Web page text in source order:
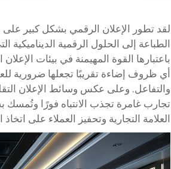
لقد تطور الإعلان الرقمي بشكل كبير على
باعتبارها القوة المهيمنة في بيئات
أي ظروف إضاءة تقريبًا تجعلها ضرورية
تجارب غامرة تجذب الانتباه فورًا
العلامة التجارية وتحفيز العملاء على اتخاذ